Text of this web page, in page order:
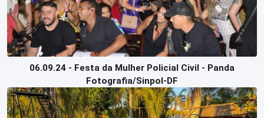
06.09.24 - Festa da Mulher Policial Civil - Panda
Fotografia/Sinpol-DF